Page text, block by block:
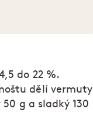
do 22 %.
dělí vermuty
g a sladký 130